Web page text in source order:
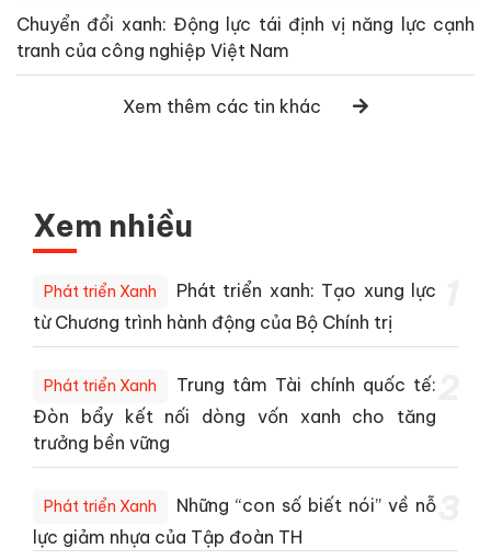
Chuyển đổi xanh: Động lực tái định vị năng lực cạnh
tranh của công nghiệp Việt Nam
Xem thêm các tin khác
Xem nhiều
Phát triển Xanh
Phát triển xanh: Tạo xung lực
từ Chương trình hành động của Bộ Chính trị
Phát triển Xanh
Trung tâm Tài chính quốc tế:
Đòn bẩy kết nối dòng vốn xanh cho tăng
trưởng bền vững
Phát triển Xanh
Những “con số biết nói” về nỗ
lực giảm nhựa của Tập đoàn TH